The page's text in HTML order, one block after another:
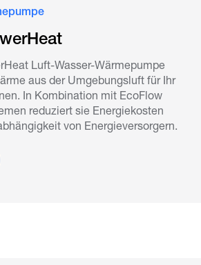
Luft-Wasser-Wärmepumpe
aus der Umgebungsluft für Ihr
In Kombination mit EcoFlow
reduziert sie Energiekosten
von Energieversorgern.